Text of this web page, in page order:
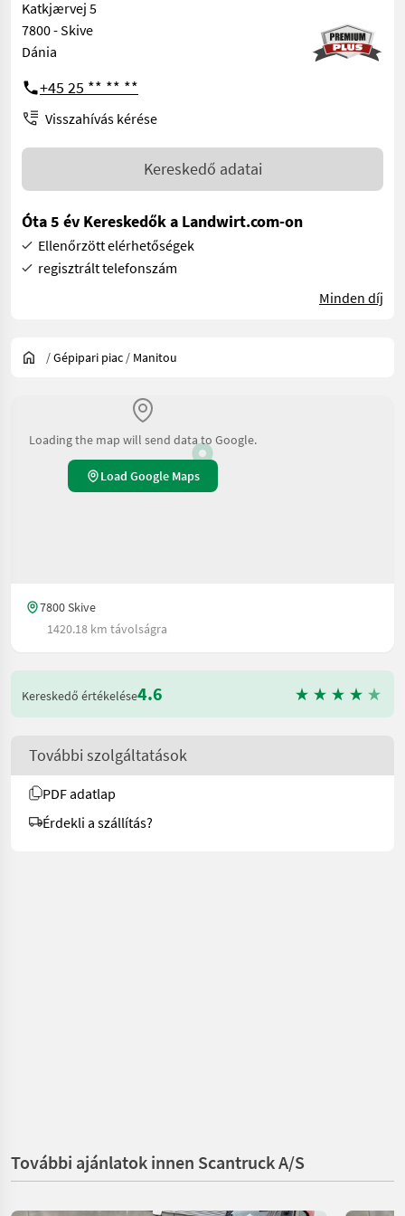
Katkjærvej 5
7800 - Skive
Dánia
+45 25 ** ** **
Visszahívás kérése
Kereskedő adatai
Óta 5 év Kereskedők a Landwirt.com-on
Ellenőrzött elérhetőségek
regisztrált telefonszám
Minden díj
/Gépipari piac / Manitou
Loading the map will send data to Google.
Load Google Maps
7800 Skive
1420.18 km távolságra
Kereskedő értékelése4.6
További szolgáltatások
PDF adatlap
Érdekli a szállítás?
További ajánlatok innen Scantruck A/S